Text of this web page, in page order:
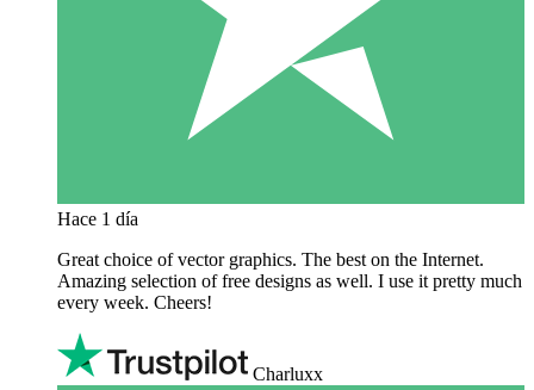
Hace 1 día
Great choice of vector graphics. The best on the Internet.
Amazing selection of free designs as well. I use it pretty much
every week. Cheers!
Charluxx